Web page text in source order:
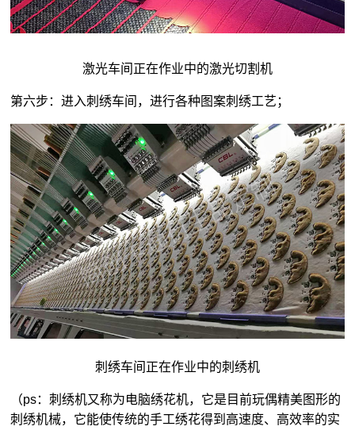
激光车间正在作业中的激光切割机
第六步：进入刺绣车间，进行各种图案刺绣工艺；
刺绣车间正在作业中的刺绣机
（ps：刺绣机又称为电脑绣花机，它是目前玩偶精美图形的
刺绣机械，它能使传统的手工绣花得到高速度、高效率的实